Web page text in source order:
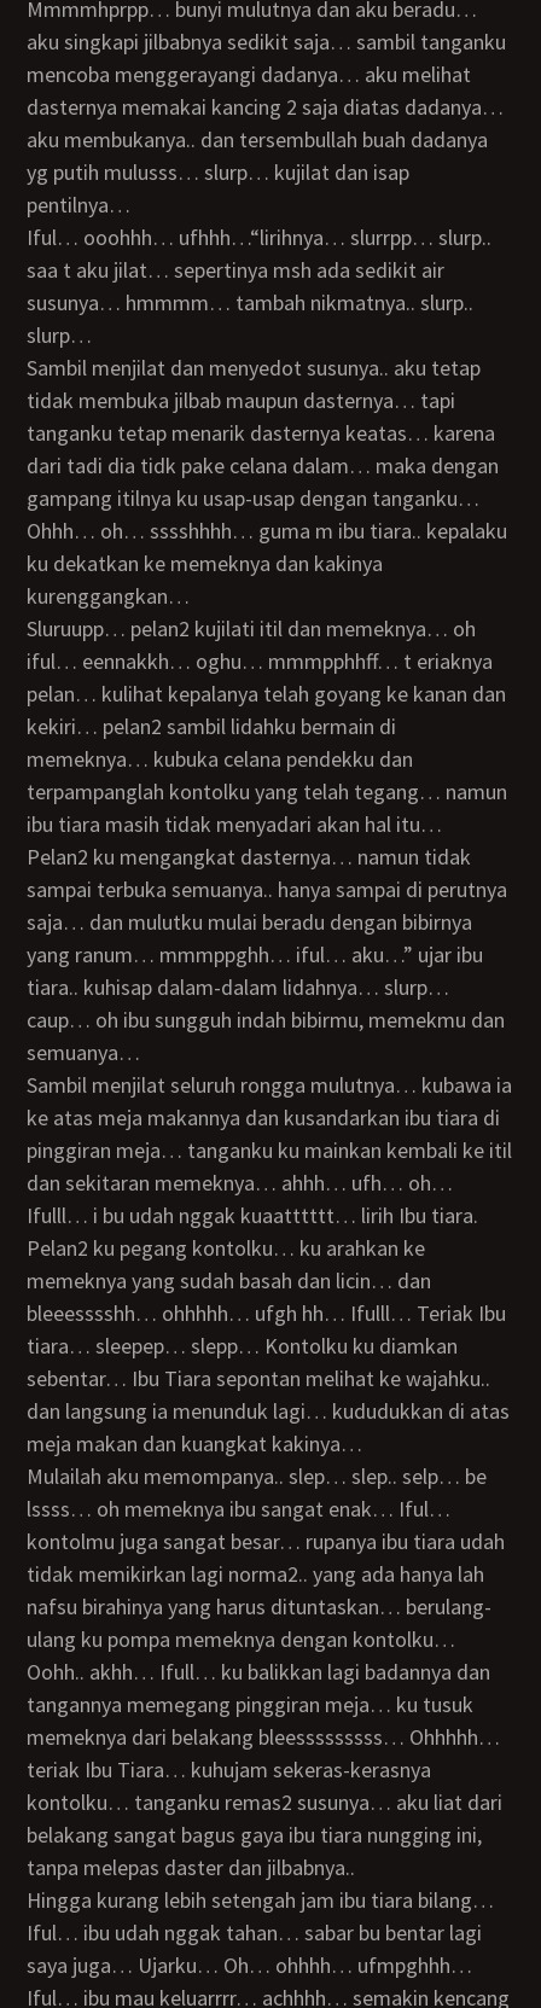
mmmmhprpp… bunyi mulutnya dan aku beradu…
aku singkapi jilbabnya sedikit saja… sambil tanganku
mencoba menggerayangi dadanya… aku melihat
dasternya memakai kancing 2 saja diatas dadanya…
aku membukanya.. dan tersembullah buah dadanya
yg putih mulusss… slurp… kujilat dan isap
pentilnya…
Iful… ooohhh… ufhhh…“lirihnya… slurrpp… slurp..
saa t aku jilat… sepertinya msh ada sedikit air
susunya… hmmmm… tambah nikmatnya.. slurp..
slurp…
Sambil menjilat dan menyedot susunya.. aku tetap
tidak membuka jilbab maupun dasternya… tapi
tanganku tetap menarik dasternya keatas… karena
dari tadi dia tidk pake celana dalam… maka dengan
gampang itilnya ku usap-usap dengan tanganku…
Ohhh… oh… sssshhhh… guma m ibu tiara.. kepalaku
ku dekatkan ke memeknya dan kakinya
kurenggangkan…
sluruupp… pelan2 kujilati itil dan memeknya… oh
iful… eennakkh… oghu… mmmpphhff… t eriaknya
pelan… kulihat kepalanya telah goyang ke kanan dan
kekiri… pelan2 sambil lidahku bermain di
memeknya… kubuka celana pendekku dan
terpampanglah kontolku yang telah tegang… namun
ibu tiara masih tidak menyadari akan hal itu…
pelan2 ku mengangkat dasternya… namun tidak
sampai terbuka semuanya.. hanya sampai di perutnya
saja… dan mulutku mulai beradu dengan bibirnya
yang ranum… mmmppghh… iful… aku…” ujar ibu
tiara.. kuhisap dalam-dalam lidahnya… slurp…
caup… oh ibu sungguh indah bibirmu, memekmu dan
semuanya…
Sambil menjilat seluruh rongga mulutnya… kubawa ia
ke atas meja makannya dan kusandarkan ibu tiara di
pinggiran meja… tanganku ku mainkan kembali ke itil
dan sekitaran memeknya… ahhh… ufh… oh…
Ifulll… i bu udah nggak kuaatttttt… lirih Ibu tiara.
Pelan2 ku pegang kontolku… ku arahkan ke
memeknya yang sudah basah dan licin… dan
bleeesssshh… ohhhhh… ufgh hh… Ifulll… Teriak Ibu
tiara… sleepep… slepp… Kontolku ku diamkan
sebentar… Ibu Tiara sepontan melihat ke wajahku..
dan langsung ia menunduk lagi… kududukkan di atas
meja makan dan kuangkat kakinya…
mulailah aku memompanya.. slep… slep.. selp… be
lssss… oh memeknya ibu sangat enak… Iful…
kontolmu juga sangat besar… rupanya ibu tiara udah
tidak memikirkan lagi norma2.. yang ada hanya lah
nafsu birahinya yang harus dituntaskan… berulang-
ulang ku pompa memeknya dengan kontolku…
oohh.. akhh… Ifull… ku balikkan lagi badannya dan
tangannya memegang pinggiran meja… ku tusuk
memeknya dari belakang bleesssssssss… Ohhhhh…
teriak Ibu Tiara… kuhujam sekeras-kerasnya
kontolku… tanganku remas2 susunya… aku liat dari
belakang sangat bagus gaya ibu tiara nungging ini,
tanpa melepas daster dan jilbabnya..
Hingga kurang lebih setengah jam ibu tiara bilang…
Iful… ibu udah nggak tahan… sabar bu bentar lagi
saya juga… Ujarku… Oh… ohhhh… ufmpghhh…
Iful… ibu mau keluarrrr… achhhh… semakin kencang